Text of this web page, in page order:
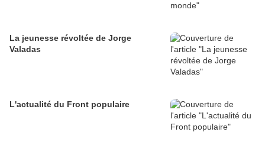
La jeunesse révoltée de Jorge
Valadas
L'actualité du Front populaire